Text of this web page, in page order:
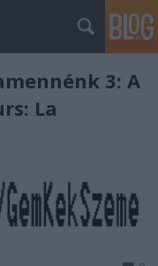
3: A
La